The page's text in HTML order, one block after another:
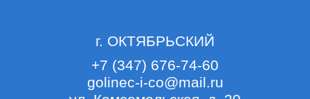
Полезные статьи
г. ОКТЯБРЬСКИЙ
+7 (347) 676-74-60
golinec-i-co@mail.ru